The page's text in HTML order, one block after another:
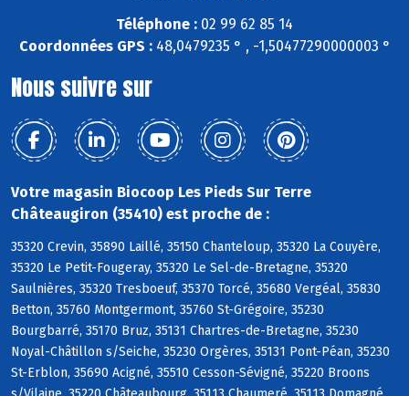
Téléphone : 02 99 62 85 14
Coordonnées GPS :48,0479235 ° , -1,50477290000003 °
Nous suivre sur
Votre magasin Biocoop Les Pieds Sur Terre
Châteaugiron (35410) est proche de :
35320 Crevin, 35890 Laillé, 35150 Chanteloup, 35320 La Couyère,
35320 Le Petit-Fougeray, 35320 Le Sel-de-Bretagne, 35320
Saulnières, 35320 Tresboeuf, 35370 Torcé, 35680 Vergéal, 35830
Betton, 35760 Montgermont, 35760 St-Grégoire, 35230
Bourgbarré, 35170 Bruz, 35131 Chartres-de-Bretagne, 35230
Noyal-Châtillon s/Seiche, 35230 Orgères, 35131 Pont-Péan, 35230
St-Erblon, 35690 Acigné, 35510 Cesson-Sévigné, 35220 Broons